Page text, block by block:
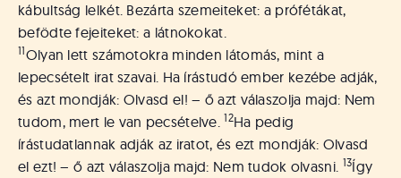
kábultság lelkét. Bezárta szemeiteket: a prófétákat,
befödte fejeiteket: a látnokokat.
11Olyan lett számotokra minden látomás, mint a
lepecsételt irat szavai. Ha írástudó ember kezébe adják,
és azt mondják: Olvasd el! – ő azt válaszolja majd: Nem
tudom, mert le van pecsételve. 12Ha pedig
írástudatlannak adják az iratot, és ezt mondják: Olvasd
el ezt! – ő azt válaszolja majd: Nem tudok olvasni. 13Így